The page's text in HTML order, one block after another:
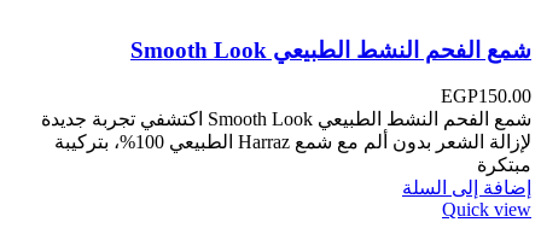
شمع الفحم النشط الطبيعي Smooth Look
EGP150.00
شمع الفحم النشط الطبيعي Smooth Look اكتشفي تجربة جديدة
لإزالة الشعر بدون ألم مع شمع Harraz الطبيعي 100%، بتركيبة
مبتكرة
إضافة إلى السلة
Quick view